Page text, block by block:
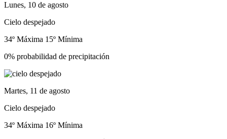
Lunes, 10 de agosto
Cielo despejado
34º Máxima 15º Mínima
0% probabilidad de precipitación
Martes, 11 de agosto
Cielo despejado
34º Máxima 16º Mínima